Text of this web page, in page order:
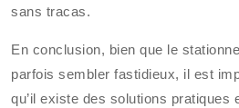
sans tracas.
En conclusion, bien que le
parfois sembler fastidieux, il est
qu’il existe des solutions pratiques